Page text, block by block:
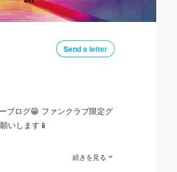
Send a letter
ブログ😁 ファンクラブ限定グ
いします📱
続きを見る